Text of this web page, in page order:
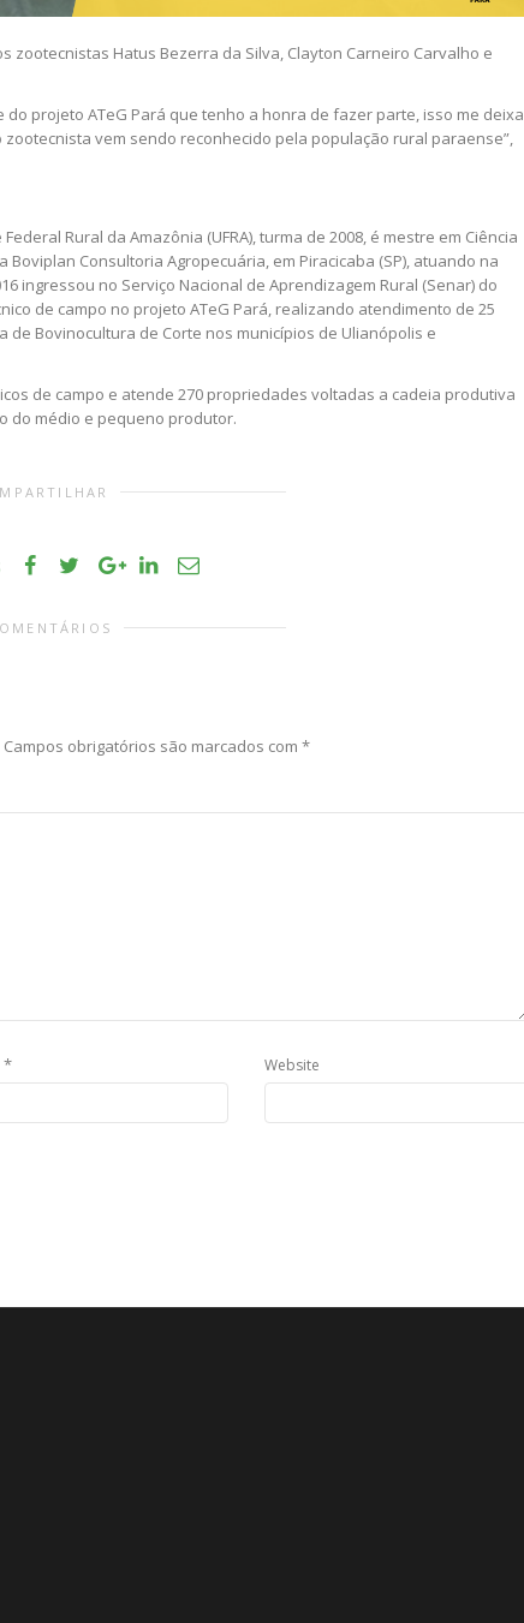
zootecnistas Hatus Bezerra da Silva, Clayton Carneiro Carvalho e
projeto ATeG Pará que tenho a honra de fazer parte, isso me deixa
vem sendo reconhecido pela população rural paraense”,
Rural da Amazônia (UFRA), turma de 2008, é mestre em Ciência
Consultoria Agropecuária, em Piracicaba (SP), atuando na
ingressou no Serviço Nacional de Aprendizagem Rural (Senar) do
de campo no projeto ATeG Pará, realizando atendimento de 25
Bovinocultura de Corte nos municípios de Ulianópolis e
de campo e atende 270 propriedades voltadas a cadeia produtiva
do médio e pequeno produtor.
Campos obrigatórios são marcados com *
* Website